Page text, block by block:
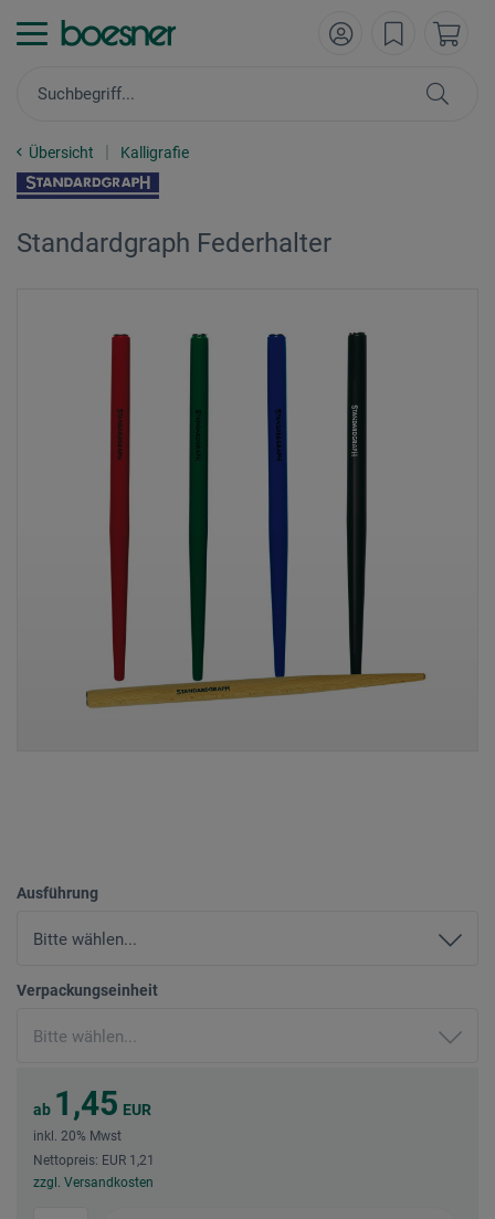
Übersicht Kalligrafie
Standardgraph Federhalter
Ausführung
Verpackungseinheit
ab 1,45 EUR
inkl. 20% Mwst
Nettopreis: EUR 1,21
zzgl. Versandkosten